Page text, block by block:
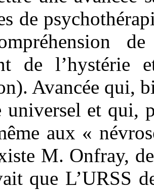
de
de l’hystérie
Avancée qui,
universel et qui,
aux «
M. Onfray,
que L’URSS